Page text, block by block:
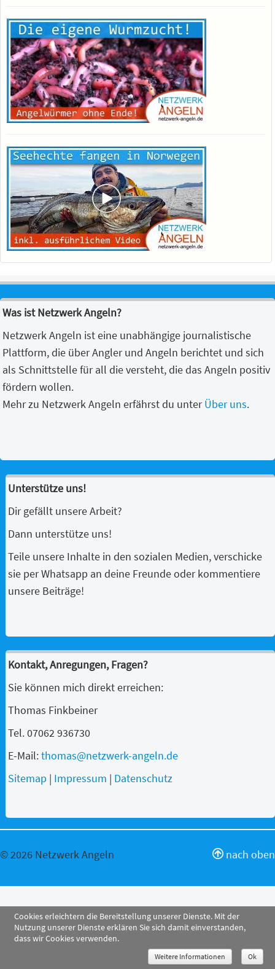
Was ist Netzwerk Angeln?
Netzwerk Angeln ist eine unabhängige journalistische
Plattform, die über Angler und Angeln berichtet und sich
als Schnittstelle für all die versteht, die das Angeln positiv
fördern wollen.
Mehr zu Netzwerk Angeln erfährst du unterÜber uns.
Unterstütze uns!
Dir gefällt unsere Arbeit?
Dann unterstütze uns!
Teile unsere Inhalte in den sozialen Medien, verschicke
sie per Whatsapp an deine Freunde oder kommentiere
unsere Beiträge!
Kontakt, Anregungen, Fragen?
Sie können mich direkt erreichen:
Thomas Finkbeiner
Tel. 07062 936730
E-Mail:thomas@netzwerk-angeln.de
Sitemap | Impressum | Datenschutz
nach oben
© 2026 Netzwerk Angeln
Cookies erleichtern die Bereitstellung unserer Dienste. Mit der
Nutzung unserer Dienste erklären Sie sich damit einverstanden,
dass wir Cookies verwenden.
Weitere Informationen Ok